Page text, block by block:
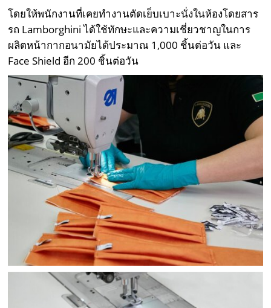
โดยให้พนักงานที่เคยทำงานตัดเย็บเบาะนั่งในห้องโดยสาร
รถ Lamborghini ได้ใช้ทักษะและความเชี่ยวชาญในการ
ผลิตหน้ากากอนามัยได้ประมาณ 1,000 ชิ้นต่อวัน และ
Face Shield อีก 200 ชิ้นต่อวัน